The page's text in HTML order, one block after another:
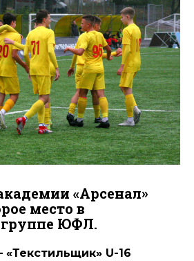
«Арсенал»
место в
группе ЮФЛ.
«Текстильщик» U-16